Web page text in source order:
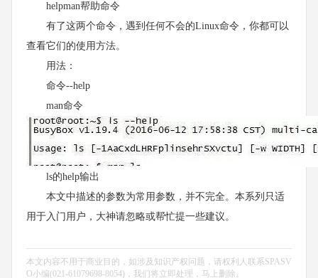
helpman帮助命令
有了这两个命令，遇到任何不会的Linux命令，你都可以
查看它们的使用方法。
用法：
命令--help
man命令
ls的help输出
本文中描述的参数为常用参数，并不完全。本系列只适
用于入门用户，大神请忽略或帮忙提一些建议。
本文内容不用于商业目的，如涉及知识产权问题，请权利人联系SPASV
O小编(021-61079698-8054)，我们将立即处理，马上删除。